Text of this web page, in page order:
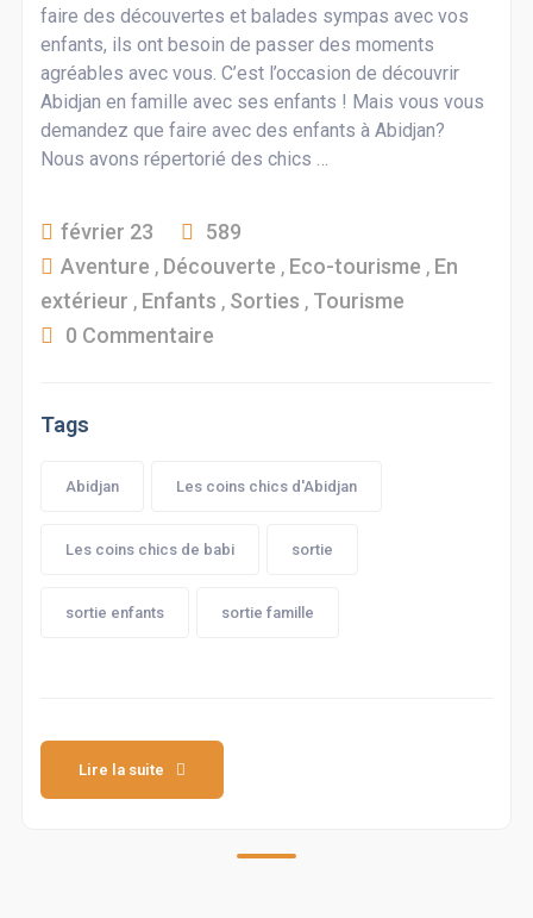
faire des découvertes et balades sympas avec vos
enfants, ils ont besoin de passer des moments
agréables avec vous. C’est l’occasion de découvrir
Abidjan en famille avec ses enfants ! Mais vous vous
demandez que faire avec des enfants à Abidjan?
Nous avons répertorié des chics …
février 23
589
Aventure , Découverte , Eco-tourisme , En
extérieur , Enfants , Sorties , Tourisme
0 Commentaire
Tags
Abidjan Les coins chics d'Abidjan
Les coins chics de babi sortie
sortie enfants sortie famille
Lire la suite